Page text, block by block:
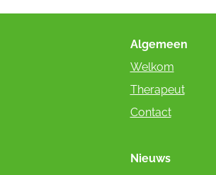
Algemeen
Welkom
Therapeut
Contact
Nieuws